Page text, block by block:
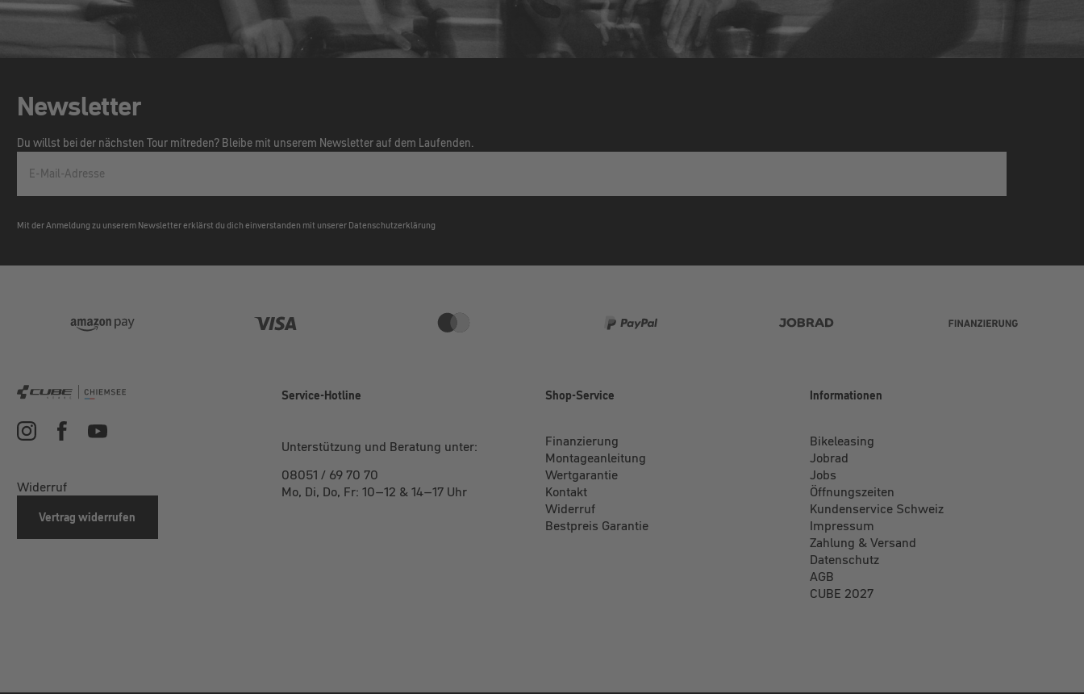
Newsletter
Du willst bei der nächsten Tour mitreden? Bleibe mit unserem Newsletter auf dem Laufenden.
E-Mail-Adresse
Mit der Anmeldung zu unserem Newsletter erklärst du dich einverstanden mit unserer Datenschutzerklärung
Widerruf
Vertrag widerrufen
Service-Hotline
Unterstützung und Beratung unter:
08051 / 69 70 70
Mo, Di, Do, Fr: 10–12 & 14–17 Uhr
Shop-Service
Finanzierung
Montageanleitung
Wertgarantie
Kontakt
Widerruf
Bestpreis Garantie
Informationen
Bikeleasing
Jobrad
Jobs
Öffnungszeiten
Kundenservice Schweiz
Impressum
Zahlung & Versand
Datenschutz
AGB
CUBE 2027